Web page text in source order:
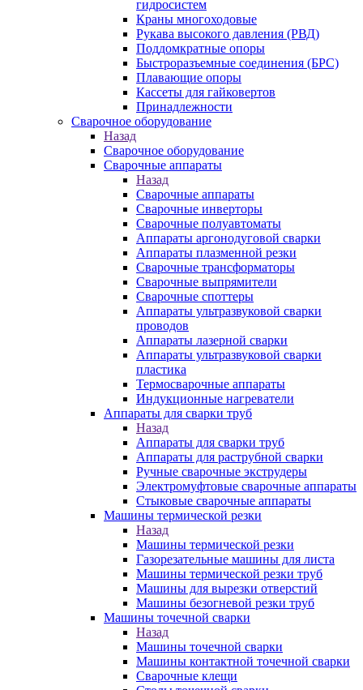
гидросистем
Краны многоходовые
Рукава высокого давления (РВД)
Поддомкратные опоры
Быстроразъемные соединения (БРС)
Плавающие опоры
Кассеты для гайковертов
Принадлежности
Сварочное оборудование
Назад
Сварочное оборудование
Сварочные аппараты
Назад
Сварочные аппараты
Сварочные инверторы
Сварочные полуавтоматы
Аппараты аргонодуговой сварки
Аппараты плазменной резки
Сварочные трансформаторы
Сварочные выпрямители
Сварочные споттеры
Аппараты ультразвуковой сварки
проводов
Аппараты лазерной сварки
Аппараты ультразвуковой сварки
пластика
Термосварочные аппараты
Индукционные нагреватели
Аппараты для сварки труб
Назад
Аппараты для сварки труб
Аппараты для раструбной сварки
Ручные сварочные экструдеры
Электромуфтовые сварочные аппараты
Стыковые сварочные аппараты
Машины термической резки
Назад
Машины термической резки
Газорезательные машины для листа
Машины термической резки труб
Машины для вырезки отверстий
Машины безогневой резки труб
Машины точечной сварки
Назад
Машины точечной сварки
Машины контактной точечной сварки
Сварочные клещи